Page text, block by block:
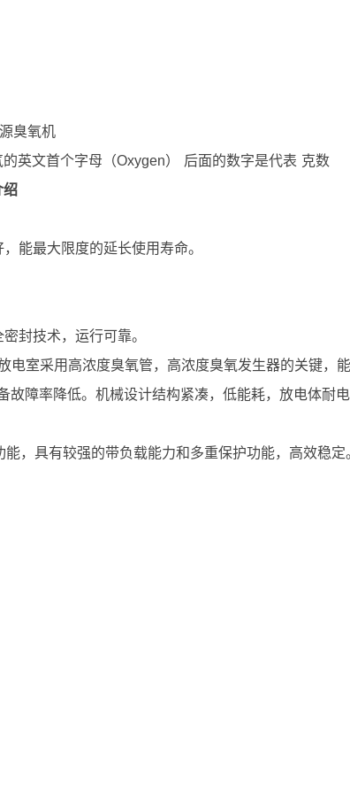
臭氧机
英文首个字母（Oxygen） 后面的数字是代表 克数
绍
能最大限度的延长使用寿命。
封技术，运行可靠。
电室采用高浓度臭氧管，高浓度臭氧发生器的关键，
障率降低。机械设计结构紧凑，低能耗，放电体耐
，具有较强的带负载能力和多重保护功能，高效稳定